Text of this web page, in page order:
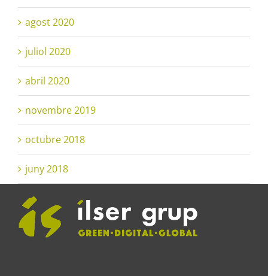
agost 2020
juliol 2020
abril 2020
novembre 2019
octubre 2018
juny 2018